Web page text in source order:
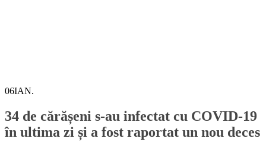
06IAN.
34 de cărășeni s-au infectat cu COVID-19
în ultima zi și a fost raportat un nou deces